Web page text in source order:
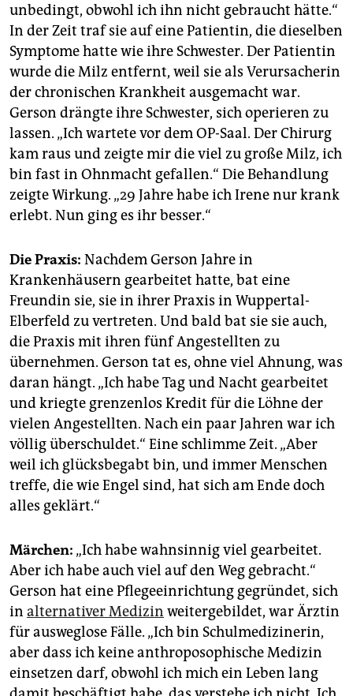
unbedingt, obwohl ich ihn nicht gebraucht hätte.“
In der Zeit traf sie auf eine Patientin, die dieselben
Symptome hatte wie ihre Schwester. Der Patientin
wurde die Milz entfernt, weil sie als Verursacherin
der chronischen Krankheit ausgemacht war.
Gerson drängte ihre Schwester, sich operieren zu
lassen. „Ich wartete vor dem OP-Saal. Der Chirurg
kam raus und zeigte mir die viel zu große Milz, ich
bin fast in Ohnmacht gefallen.“ Die Behandlung
zeigte Wirkung. „29 Jahre habe ich Irene nur krank
erlebt. Nun ging es ihr besser.“
Die Praxis: Nachdem Gerson Jahre in
Krankenhäusern gearbeitet hatte, bat eine
Freundin sie, sie in ihrer Praxis in Wuppertal-
Elberfeld zu vertreten. Und bald bat sie sie auch,
die Praxis mit ihren fünf Angestellten zu
übernehmen. Gerson tat es, ohne viel Ahnung, was
daran hängt. „Ich habe Tag und Nacht gearbeitet
und kriegte grenzenlos Kredit für die Löhne der
vielen Angestellten. Nach ein paar Jahren war ich
völlig überschuldet.“ Eine schlimme Zeit. „Aber
weil ich glücksbegabt bin, und immer Menschen
treffe, die wie Engel sind, hat sich am Ende doch
alles geklärt.“
Märchen: „Ich habe wahnsinnig viel gearbeitet.
Aber ich habe auch viel auf den Weg gebracht.“
Gerson hat eine Pflegeeinrichtung gegründet, sich
in alternativer Medizin weitergebildet, war Ärztin
für ausweglose Fälle. „Ich bin Schulmedizinerin,
aber dass ich keine anthroposophische Medizin
einsetzen darf, obwohl ich mich ein Leben lang